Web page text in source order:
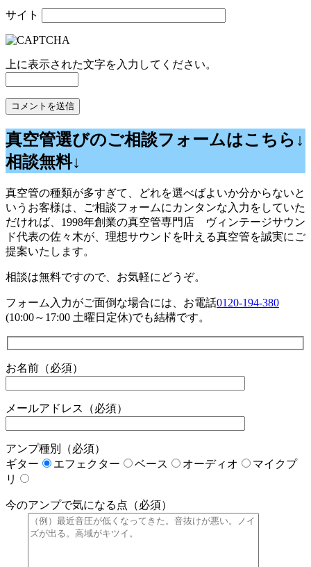
サイト
上に表示された文字を入力してください。
真空管選びのご相談フォームはこちら↓
相談無料↓
真空管の種類が多すぎて、どれを選べばよいか分からないと
いうお客様は、ご相談フォームにカンタンな入力をしていた
だければ、1998年創業の真空管専門店 ヴィンテージサウン
ド代表の佐々木が、理想サウンドを叶える真空管を誠実にご
提案いたします。
相談は無料ですので、お気軽にどうぞ。
フォーム入力がご面倒な場合には、お電話0120-194-380
(10:00～17:00 土曜日定休)でも結構です。
お名前（必須）
メールアドレス（必須）
アンプ種別（必須）
ギター
エフェクター ベース オーディオ
マイクプ
リ
今のアンプで気になる点（必須）